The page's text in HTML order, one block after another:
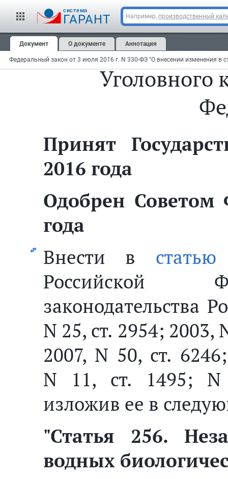
cистема
ГАРАНТ Например, производственный
Документ О документе Аннотация
Федеральный закон от 3 июля 2016 г. N 330-ФЗ "О внесении изменения в
"О внесении
Уголовного
Принят
2016 года
Одобрен
года
Внести в
Российской
законодательства
N 25, ст. 2954; 2003,
2007, N 50, ст.
N 11, ст. 1495; N
изложив ее в
"Статья 256.
водных